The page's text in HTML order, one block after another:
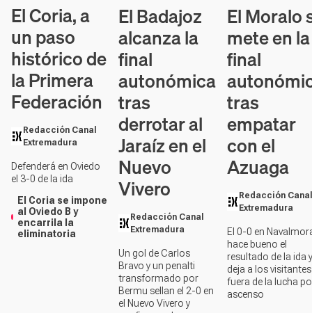
El Coria, a
un paso
histórico de
la Primera
Federación
Redacción Canal
Extremadura
Defenderá en Oviedo
el 3-0 de la ida
El Coria se impone
al Oviedo B y
encarrila la
eliminatoria
El Badajoz
alcanza la
final
autonómica
tras
derrotar al
Jaraíz en el
Nuevo
Vivero
Redacción Canal
Extremadura
Un gol de Carlos
Bravo y un penalti
transformado por
Bermu sellan el 2-0 en
el Nuevo Vivero y
El Moralo
mete en la
final
tras
empatar
con el
Azuaga
Redacción
Extremadura
El 0-0 en
hace bueno el
resultado de la ida y
deja a los visitantes
fuera de la lucha
ascenso